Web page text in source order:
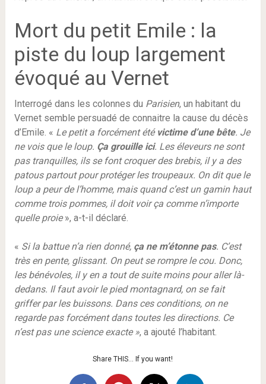
Mort du petit Emile : la
piste du loup largement
évoqué au Vernet
Interrogé dans les colonnes du Parisien, un habitant du
Vernet semble persuadé de connaitre la cause du décès
d’Emile. « Le petit a forcément été victime d’une bête. Je
ne vois que le loup. Ça grouille ici. Les éleveurs ne sont
pas tranquilles, ils se font croquer des brebis, il y a des
patous partout pour protéger les troupeaux. On dit que le
loup a peur de l’homme, mais quand c’est un gamin haut
comme trois pommes, il doit voir ça comme n’importe
quelle proie», a-t-il déclaré.
« Si la battue n’a rien donné,ça ne m’étonne pas. C’est
très en pente, glissant. On peut se rompre le cou. Donc,
les bénévoles, il y en a tout de suite moins pour aller là-
dedans. Il faut avoir le pied montagnard, on se fait
griffer par les buissons. Dans ces conditions, on ne
regarde pas forcément dans toutes les directions. Ce
n’est pas une science exacte », a ajouté l’habitant.
Share THIS… If you want!